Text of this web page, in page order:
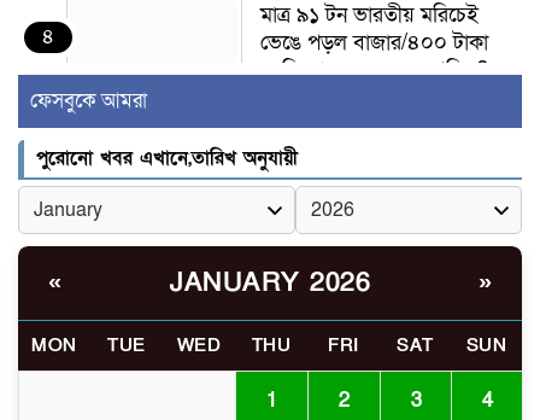
৪
মাত্র ৯১ টন ভারতীয় মরিচেই
ভেঙে পড়ল বাজার/৪০০ টাকা
কেজি দাম কে ধরে রেখেছিল?
৫
জুলাই আন্দোলন ছিল সম্মিলিত,
লক্ষ্য হওয়া উচিত ঐক্য ও
রাষ্ট্রগঠন
ভোরে ঝিনাইদহ সীমান্তে জটলা
দেখে বিএসএফের রাবার বুলেট,
চুয়াডাঙ্গা/ প্রথম স্ত্রীকে নিয়ে
মালয়েশিয়ায়, দ্বিতীয় স্ত্রী
ফেসবুকে আমরা
পুরোনো খবর এখানে,তারিখ অনুযায়ী
« JANUARY 2026 »
MON TUE WED THU FRI SAT SUN
1 2 3 4